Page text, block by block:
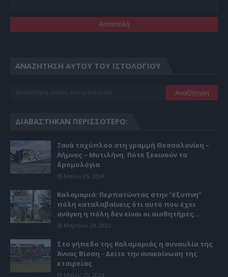
ΑΝΑΖΉΤΗΣΗ ΑΥΤΟΎ ΤΟΥ ΙΣΤΟΛΟΓΊΟΥ
ΔΙΑΒΆΣΤΗΚΑΝ ΠΕΡΙΣΣΌΤΕΡΟ:
Ξανά ταχύπλοο στη γραμμή Θεσσαλονίκη –
Λήμνος – Μυτιλήνη. Πότε ξεκινούν τα
δρομολόγια
Μαΐου 26, 2024
Καλαμαριά: Περπατώντας στην "έξυπνη"
πόλη καταλαβαίνεις ότι αυτό που έχει
ανάγκη η πόλη δεν είναι οι αισθητήρες...
Μαρτίου 24, 2023
Στο γήπεδο της Καλαμαριάς η συναυλία της
Άννας Βίσση - Δείτε την ανακοίνωση της
εταιρείας
Μαΐου 23, 2024